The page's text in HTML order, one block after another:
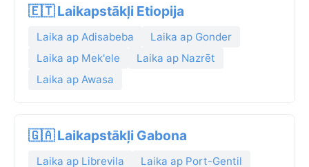
🇪🇹 Laikapstākļi Etiopija
Laika ap Adisabeba
Laika ap Gonder
Laika ap Mek'ele
Laika ap Nazrēt
Laika ap Awasa
🇬🇦 Laikapstākļi Gabona
Laika ap Librevila Laika ap Port-Gentil